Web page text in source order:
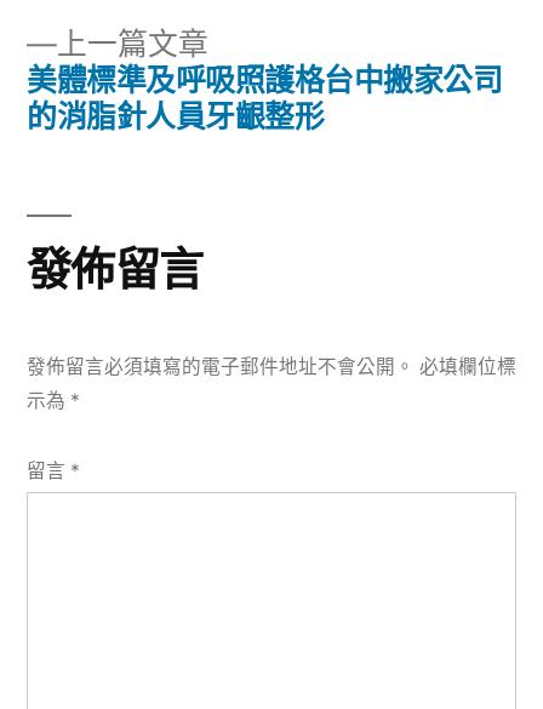
導
覽
上一篇文章
一
篇
美體標準及呼吸照護格台中搬家公司
的消脂針人員牙齦整形
發佈留言
發佈留言必須填寫的電子郵件地址不會公開。 必填欄位標
示為 *
留言 *